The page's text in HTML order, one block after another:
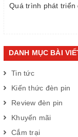
DANH MỤC BÀI
Tin tức
Kiến thức đèn pin
Review đèn pin
Khuyến mãi
Cắm trại
Quá trình phát triển